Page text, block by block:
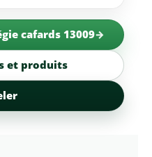
cafards 13009
et produits